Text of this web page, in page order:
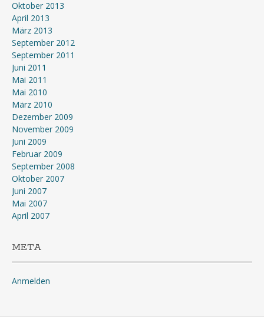
Oktober 2013
April 2013
März 2013
September 2012
September 2011
Juni 2011
Mai 2011
Mai 2010
März 2010
Dezember 2009
November 2009
Juni 2009
Februar 2009
September 2008
Oktober 2007
Juni 2007
Mai 2007
April 2007
META
Anmelden